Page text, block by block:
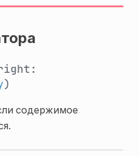
)
содержимое